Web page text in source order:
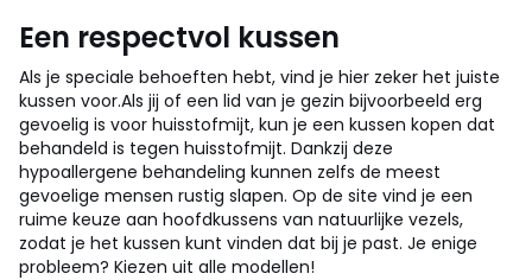
Een respectvol kussen
Als je speciale behoeften hebt, vind je hier zeker het juiste
kussen voor.Als jij of een lid van je gezin bijvoorbeeld erg
gevoelig is voor huisstofmijt, kun je een kussen kopen dat
behandeld is tegen huisstofmijt. Dankzij deze
hypoallergene behandeling kunnen zelfs de meest
gevoelige mensen rustig slapen. Op de site vind je een
ruime keuze aan hoofdkussens van natuurlijke vezels,
zodat je het kussen kunt vinden dat bij je past. Je enige
probleem? Kiezen uit alle modellen!